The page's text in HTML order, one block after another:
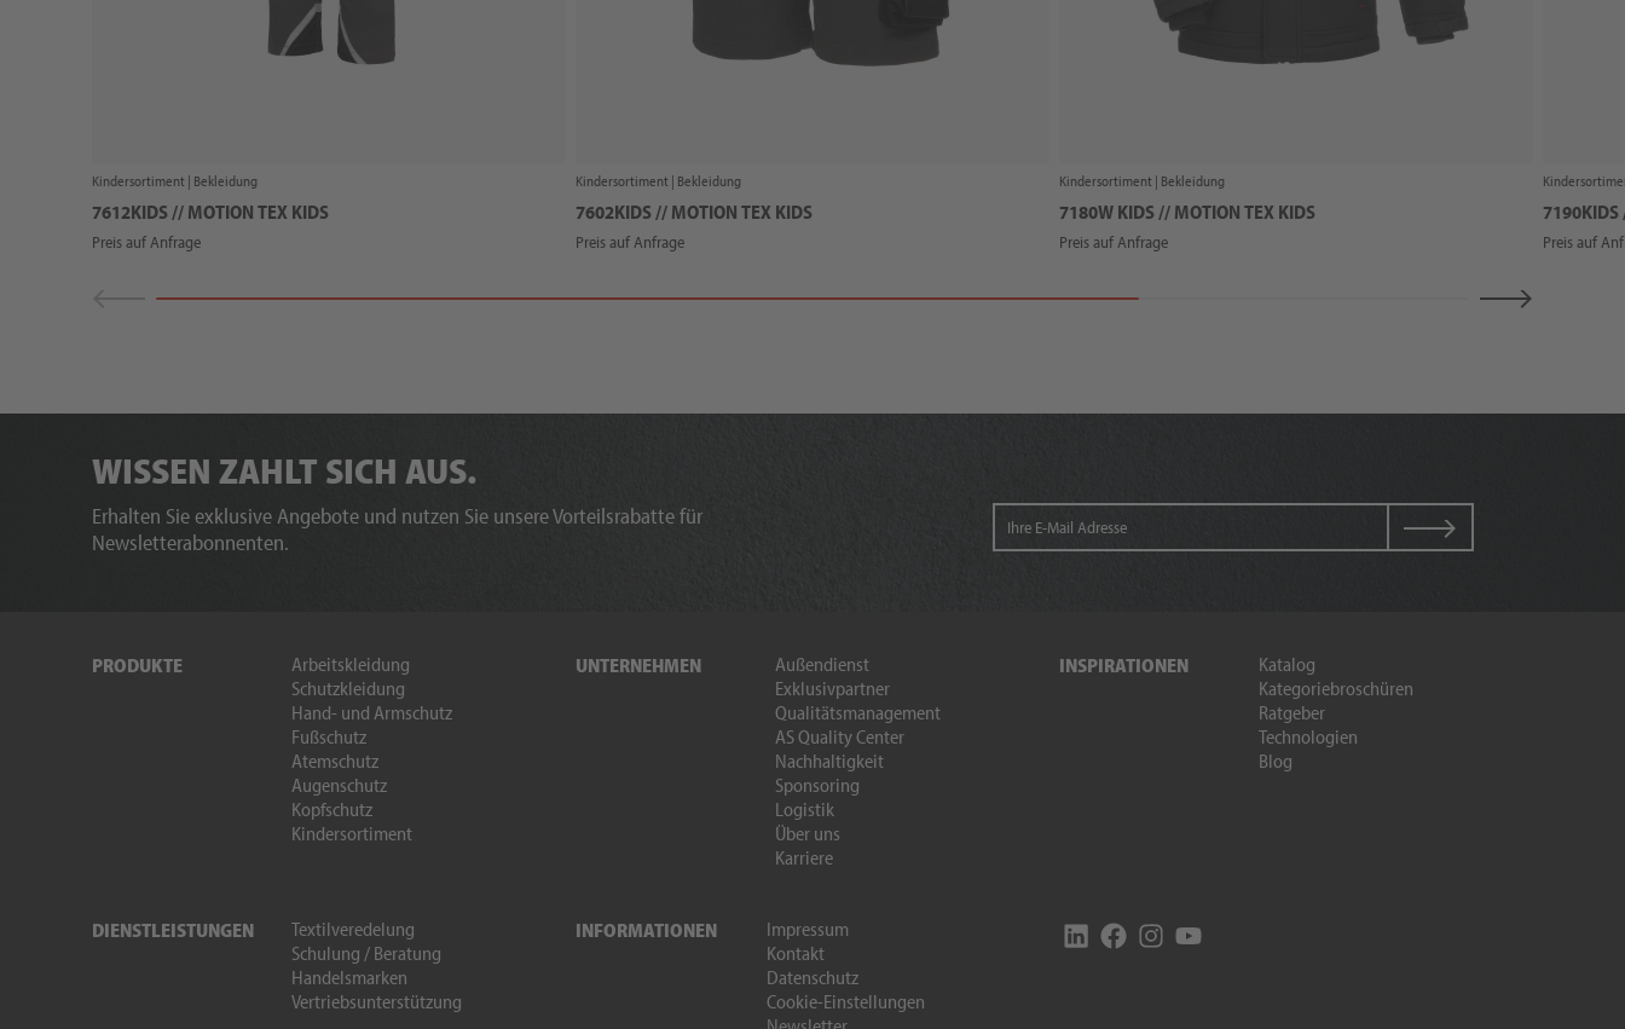
Kindersortiment | Bekleidung
7612KIDS // MOTION TEX KIDS
Preis auf Anfrage
Kindersortiment | Bekleidung
7602KIDS // MOTION TEX KIDS
Preis auf Anfrage
Kindersortiment | Bekleidung
7180W KIDS // MOTION TEX KIDS
Preis auf Anfrage
7190KIDS
Preis auf
WISSEN ZAHLT SICH AUS.
Erhalten Sie exklusive Angebote und nutzen Sie unsere Vorteilsrabatte für
Newsletterabonnenten.
PRODUKTE
Arbeitskleidung
Schutzkleidung
Hand- und Armschutz
Fußschutz
Atemschutz
Augenschutz
Kopfschutz
Kindersortiment
UNTERNEHMEN
Außendienst
Exklusivpartner
Qualitätsmanagement
AS Quality Center
Nachhaltigkeit
Sponsoring
Logistik
Über uns
Karriere
INSPIRATIONEN
Katalog
Kategoriebroschüren
Ratgeber
Technologien
Blog
DIENSTLEISTUNGEN
Textilveredelung
Schulung / Beratung
Handelsmarken
Vertriebsunterstützung
INFORMATIONEN
Impressum
Kontakt
Datenschutz
Cookie-Einstellungen